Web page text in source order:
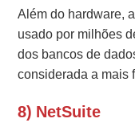
Além do hardware,
usado por milhões
dos bancos de
considerada a mais
8) NetSuite